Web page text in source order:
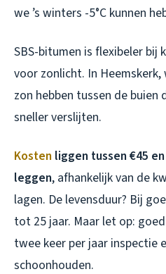
we ’s winters -5°C kunnen
SBS-bitumen is flexibeler bij
voor zonlicht. In
zon hebben tussen de buien
sneller verslijten.
Kosten liggen tussen €45
leggen, afhankelijk van de
lagen. De levensduur? Bij
tot 25 jaar. Maar let op:
twee keer per jaar inspectie
schoonhouden.